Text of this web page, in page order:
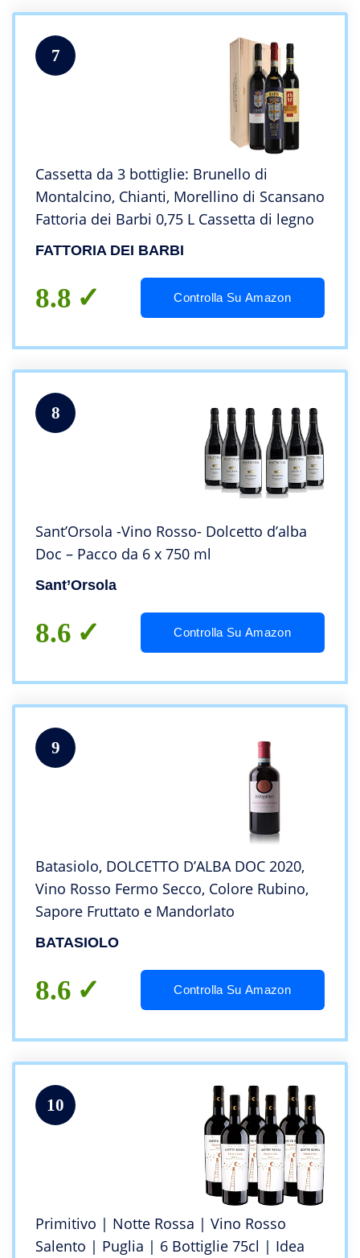
7
Cassetta da 3 bottiglie: Brunello di
Montalcino, Chianti, Morellino di Scansano
Fattoria dei Barbi 0,75 L Cassetta di legno
FATTORIA DEI BARBI
8.8 Controlla Su Amazon
8
Sant’Orsola -Vino Rosso- Dolcetto d’alba
Doc – Pacco da 6 x 750 ml
Sant’Orsola
8.6 Controlla Su Amazon
9
Batasiolo, DOLCETTO D’ALBA DOC 2020,
Vino Rosso Fermo Secco, Colore Rubino,
Sapore Fruttato e Mandorlato
BATASIOLO
8.6 Controlla Su Amazon
10
Primitivo | Notte Rossa | Vino Rosso
Salento | Puglia | 6 Bottiglie 75cl | Idea